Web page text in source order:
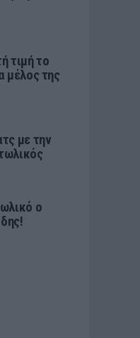
τιμή το
μέλος της
με την
ο